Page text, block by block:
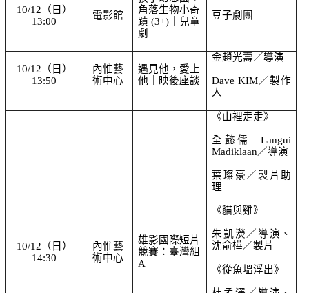
10/12（日）
13:00
電影館
角落生物小奇
蹟 (3+)｜兒童
劇
豆子劇團
10/12（日）
13:50
內惟藝
術中心
遇見他，愛上
他｜映後座談
金趙光壽／導演
Dave KIM／製作
人
10/12（日）
14:30
內惟藝
術中心
雄影國際短片
競賽：臺灣組
A
《山裡走走》
全懿儒  Langui
Madiklaan／導演
葉璨豪／製片助
理
《貓與雞》
朱凱濙／導演、
沈俞樺／製片
《從魚塭浮出》